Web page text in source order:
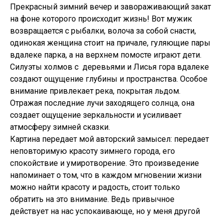
Прекрасный зимний вечер и завораживающий закат
на фоне которого происходит жизнь! Вот мужик
возвращается с рыбалки, волоча за собой снасти,
одинокая женщина стоит на причале, гуляющие пары
вдалеке парка, а на верхнем помосте играют дети.
Силуэты холмов с деревьями и Лисья гора вдалеке
создают ощущение глубины и пространства. Особое
внимание привлекает река, покрытая льдом.
Отражая последние лучи заходящего солнца, она
создает ощущение зеркальности и усиливает
атмосферу зимней сказки.
Картина передает мой авторский замысел: передает
неповторимую красоту зимнего города, его
спокойствие и умиротворение. Это произведение
напоминает о том, что в каждом мгновении жизни
можно найти красоту и радость, стоит только
обратить на это внимание. Ведь привычное
действует на нас успокаивающе, но у меня другой